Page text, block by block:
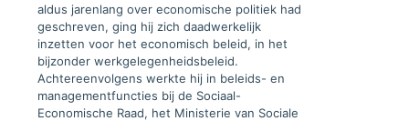
aldus jarenlang over economische politiek had
geschreven, ging hij zich daadwerkelijk
inzetten voor het economisch beleid, in het
bijzonder werkgelegenheidsbeleid.
Achtereenvolgens werkte hij in beleids- en
managementfuncties bij de Sociaal-
Economische Raad, het Ministerie van Sociale